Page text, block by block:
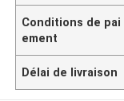
Conditions de pai
ement
Délai de livraison